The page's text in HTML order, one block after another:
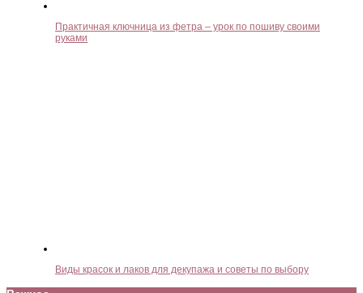
Практичная ключница из фетра – урок по пошиву своими
руками
Виды красок и лаков для декупажа и советы по выбору